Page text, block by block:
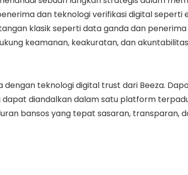
dan teknologi verifikasi digital
klasik seperti data ganda dan
keamanan, keakuratan, dan
teknologi digital trust dari Beeza.
diandalkan dalam satu platform
bansos yang tepat sasaran, transparan,